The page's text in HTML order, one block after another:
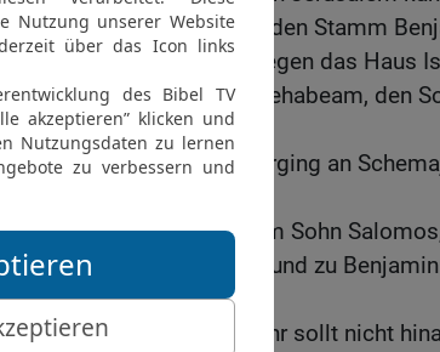
das ganze Haus Juda und den Stamm
auserlesene Krieger, um gegen das Haus
das Königtum wieder an Rehabeam, den
bringen.
22 Aber das Wort Gottes erging an
23 Rede zu Rehabeam, dem Sohn
Juda, und zum Haus Juda und zu
Volk und sprich:
24 »So spricht der HERR: Ihr sollt nicht